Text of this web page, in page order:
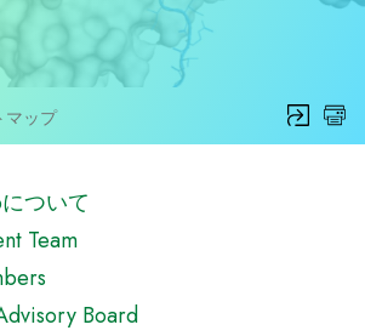
マップ
ついて
Team
Board